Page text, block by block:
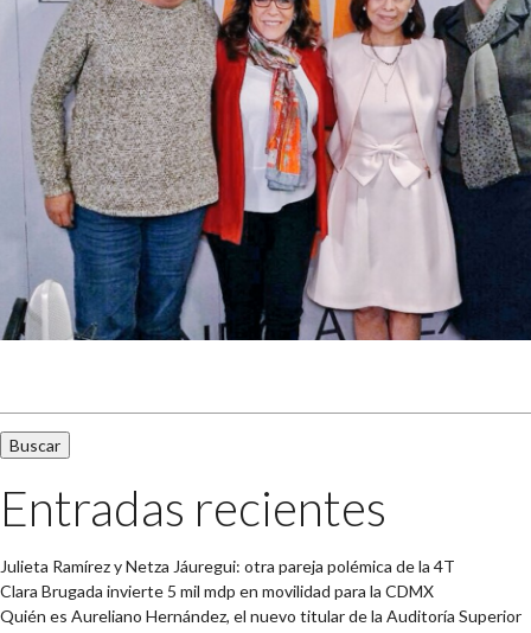
Entradas recientes
Julieta Ramírez y Netza Jáuregui: otra pareja polémica de la 4T
Clara Brugada invierte 5 mil mdp en movilidad para la CDMX
Quién es Aureliano Hernández, el nuevo titular de la Auditoría Superior